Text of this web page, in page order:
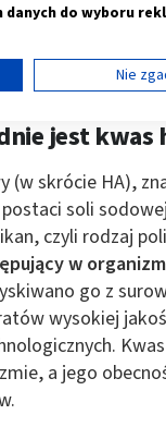
jest
(w skrócie HA),
soli
czyli rodzaj
w
go z
wysokiej
a jego
do wyboru
reklam
treści
lub
do wyboru
Nie